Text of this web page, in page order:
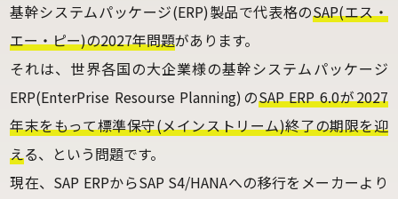
基幹システムパッケージ(ERP)製品で代表格のSAP(エス・
エー・ピー)の2027年問題があります。
それは、世界各国の大企業様の基幹システムパッケージ
ERP(EnterPrise Resourse Planning)のSAP ERP 6.0が2027
年末をもって標準保守(メインストリーム)終了の期限を迎
える、という問題です。
現在、SAP ERPからSAP S4/HANAへの移行をメーカーより